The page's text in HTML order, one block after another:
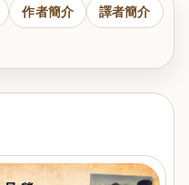
作者簡介 譯者簡介